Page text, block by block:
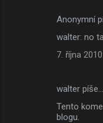
Anonymní
walter: no
7. října
walter píše…
Tento
blogu.